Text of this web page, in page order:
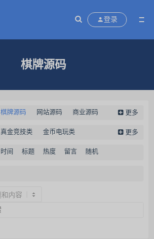
登录
棋牌源码
棋牌源码 网站源码 商业源码 更多
真金竞技类 金币电玩类 更多
时间 标题 热度 留言 随机